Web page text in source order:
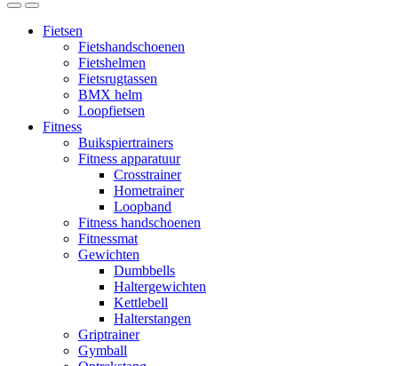
Fietsen
Fietshandschoenen
Fietshelmen
Fietsrugtassen
BMX helm
Loopfietsen
Fitness
Buikspiertrainers
Fitness apparatuur
Crosstrainer
Hometrainer
Loopband
Fitness handschoenen
Fitnessmat
Gewichten
Dumbbells
Haltergewichten
Kettlebell
Halterstangen
Griptrainer
Gymball